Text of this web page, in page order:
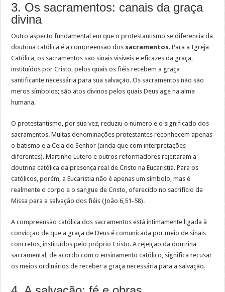
3. Os sacramentos: canais da graça
divina
Outro aspecto fundamental em que o protestantismo se diferencia da
doutrina católica é a compreensão dos sacramentos. Para a Igreja
Católica, os sacramentos são sinais visíveis e eficazes da graça,
instituídos por Cristo, pelos quais os fiéis recebem a graça
santificante necessária para sua salvação. Os sacramentos não são
meros símbolos; são atos divinos pelos quais Deus age na alma
humana.
O protestantismo, por sua vez, reduziu o número e o significado dos
sacramentos. Muitas denominações protestantes reconhecem apenas
o batismo e a Ceia do Senhor (ainda que com interpretações
diferentes). Martinho Lutero e outros reformadores rejeitaram a
doutrina católica da presença real de Cristo na Eucaristia. Para os
católicos, porém, a Eucaristia não é apenas um símbolo, mas é
realmente o corpo e o sangue de Cristo, oferecido no sacrifício da
Missa para a salvação dos fiéis (João 6,51-58).
A compreensão católica dos sacramentos está intimamente ligada à
convicção de que a graça de Deus é comunicada por meio de sinais
concretos, instituídos pelo próprio Cristo. A rejeição da doutrina
sacramental, de acordo com o ensinamento católico, significa recusar
os meios ordinários de receber a graça necessária para a salvação.